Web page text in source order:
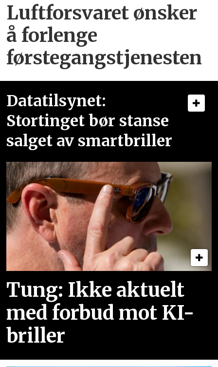
Luftforsvaret ønsker
å forlenge
førstegangstjenesten
Datatilsynet:
Stortinget bør stanse
salget av smartbriller
Tung: Ikke aktuelt
med forbud mot KI-
briller